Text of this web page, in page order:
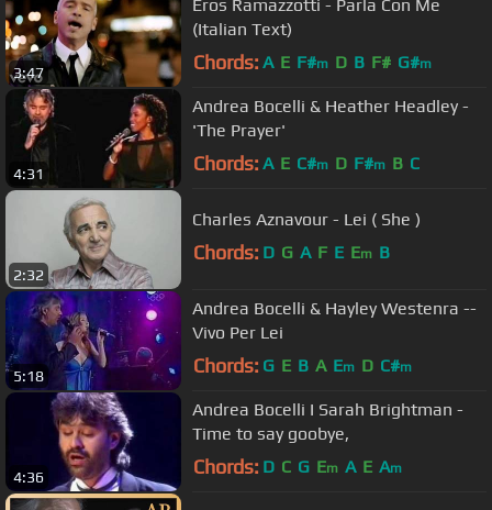
3:47
Eros Ramazzotti - Parla Con Me
(Italian Text)
Chords: A E F#m D B F# G#m
4:31
Andrea Bocelli & Heather Headley -
'The Prayer'
Chords: A E C#m D F#m B C
2:32
Charles Aznavour - Lei ( She )
Chords: D G A F E Em B
5:18
Andrea Bocelli & Hayley Westenra --
Vivo Per Lei
Chords: G E B A Em D C#m
4:36
Andrea Bocelli I Sarah Brightman -
Time to say goobye,
Chords: D C G Em A E Am